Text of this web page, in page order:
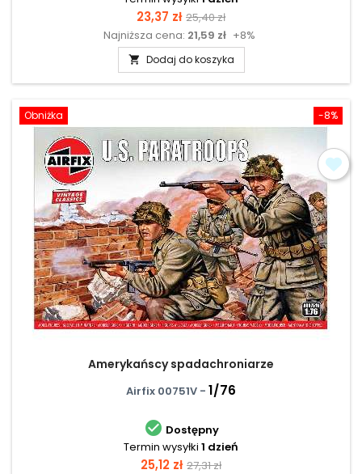
Cena
23,37 zł Cena
podstawowa
25,40 zł
Najniższa cena: 21,59 zł +8%
 Dodaj do koszyka
-8%
Obniżka
Amerykańscy spadachroniarze
Airfix 00751V - 1/76
 Dostępny
Termin wysyłki 1 dzień
Cena
25,12 zł Cena
27,31 zł